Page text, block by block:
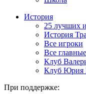
История
25 лучших
История
Все игроки
Все
Клуб
Клуб Юрия
При поддержке: